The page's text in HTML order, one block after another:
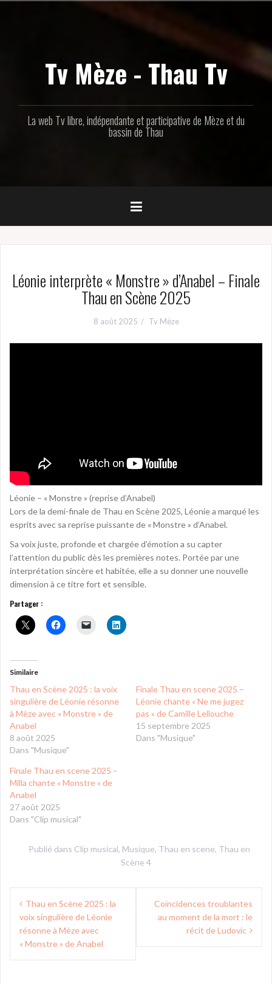
Tv Mèze - Thau Tv
La web Tv libre, indépendante et participative de Mèze et du
bassin de Thau
Léonie interprète « Monstre » d’Anabel – Finale
Thau en Scène 2025
8 août 2025 Tv Mèze
Léonie – « Monstre » (reprise d’Anabel)
Lors de la demi-finale de Thau en Scène 2025, Léonie a marqué les
esprits avec sa reprise puissante de « Monstre » d’Anabel.
Sa voix juste, profonde et chargée d’émotion a su capter
l’attention du public dès les premières notes. Portée par une
interprétation sincère et habitée, elle a su donner une nouvelle
dimension à ce titre fort et sensible.
Partager :
Similaire
Thau en Scène 2025 : la voix
singulière de Léonie résonne
à Mèze avec « Monstre » de
Anabel
8 août 2025
Dans "Musique"
Finale Thau en scene 2025 –
Léonie chante « Ne me jugez
pas » de Camille Lellouche
15 septembre 2025
Dans "Musique"
Finale Thau en scene 2025 –
Milla chante « Monstre » de
Anabel
27 août 2025
Dans "Clip musical"
Publié dans Clip musical, Musique, Thau en scene, Thau en
Scène 4
Navigation
de
l’article
Thau en Scène 2025 : la
voix singulière de Léonie
résonne à Mèze avec
« Monstre » de Anabel
Coïncidences troublantes
au moment de la mort : le
récit de Ludovic